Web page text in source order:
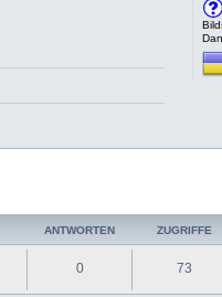
ANTWORTEN ZUGRIFFE
0 73